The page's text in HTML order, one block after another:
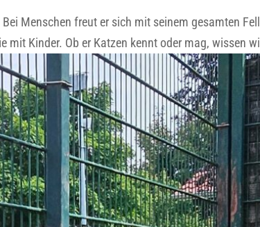
Menschen freut er sich mit seinem gesamten
Kinder. Ob er Katzen kennt oder mag, wissen